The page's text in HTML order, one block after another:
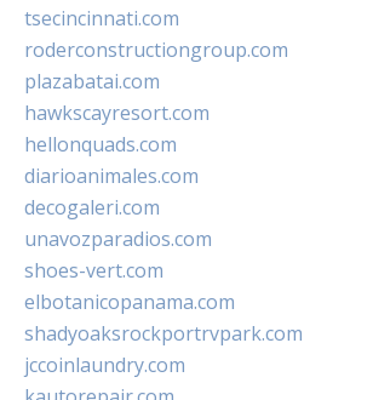
tsecincinnati.com
roderconstructiongroup.com
plazabatai.com
hawkscayresort.com
hellonquads.com
diarioanimales.com
decogaleri.com
unavozparadios.com
shoes-vert.com
elbotanicopanama.com
shadyoaksrockportrvpark.com
jccoinlaundry.com